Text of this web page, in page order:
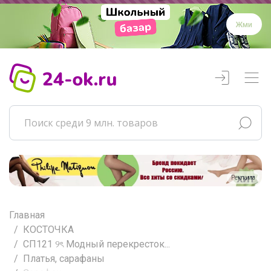
Жми
Реклама
Главная
КОСТОЧКА
СП121 ୨ৎ Модный перекресток...
Платья, сарафаны
Новые предложения каждые 5 минут